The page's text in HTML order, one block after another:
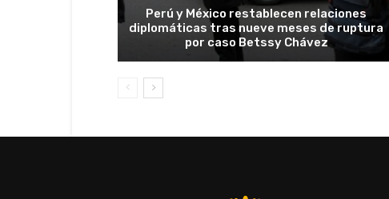
Perú y México restablecen relaciones
diplomáticas tras nueve meses de ruptura
por caso Betssy Chávez